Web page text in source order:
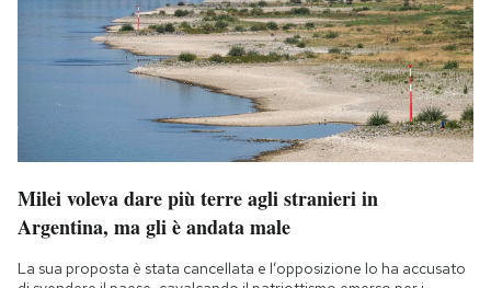
Milei voleva dare più terre agli stranieri in
Argentina, ma gli è andata male
La sua proposta è stata cancellata e l’opposizione lo ha accusato